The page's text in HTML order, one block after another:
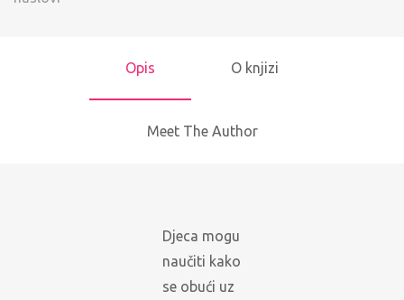
Opis O knjizi
Meet The Author
Djeca mogu
naučiti kako
se obući uz